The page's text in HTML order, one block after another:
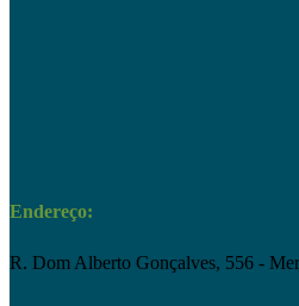
Endereço:
R. Dom Alberto Gonçalves, 556 -